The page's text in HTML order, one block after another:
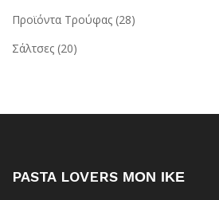
Προϊόντα Τρούφας (28)
Σάλτσες (20)
PASTA LOVERS ΜΟΝ ΙΚΕ